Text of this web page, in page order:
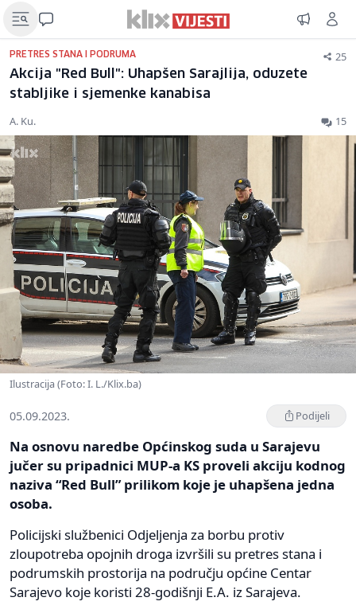
PRETRES STANA I PODRUMA 25
Akcija "Red Bull": Uhapšen Sarajlija, oduzete
stabljike i sjemenke kanabisa
A. Ku. 15
Ilustracija (Foto: I. L./Klix.ba)
05.09.2023. Podijeli
Na osnovu naredbe Općinskog suda u Sarajevu
jučer su pripadnici MUP-a KS proveli akciju kodnog
naziva “Red Bull” prilikom koje je uhapšena jedna
osoba.
Policijski službenici Odjeljenja za borbu protiv
zloupotreba opojnih droga izvršili su pretres stana i
podrumskih prostorija na području općine Centar
Sarajevo koje koristi 28-godišnji E.A. iz Sarajeva.